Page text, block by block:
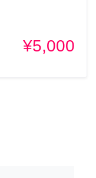
¥5,000